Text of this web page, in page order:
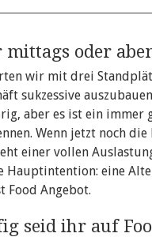
oder
wir mit drei
sukzessive
aber es ist ein immer
Wenn jetzt noch
einer vollen
Hauptintention: eine
Food Angebot.
seid ihr auf